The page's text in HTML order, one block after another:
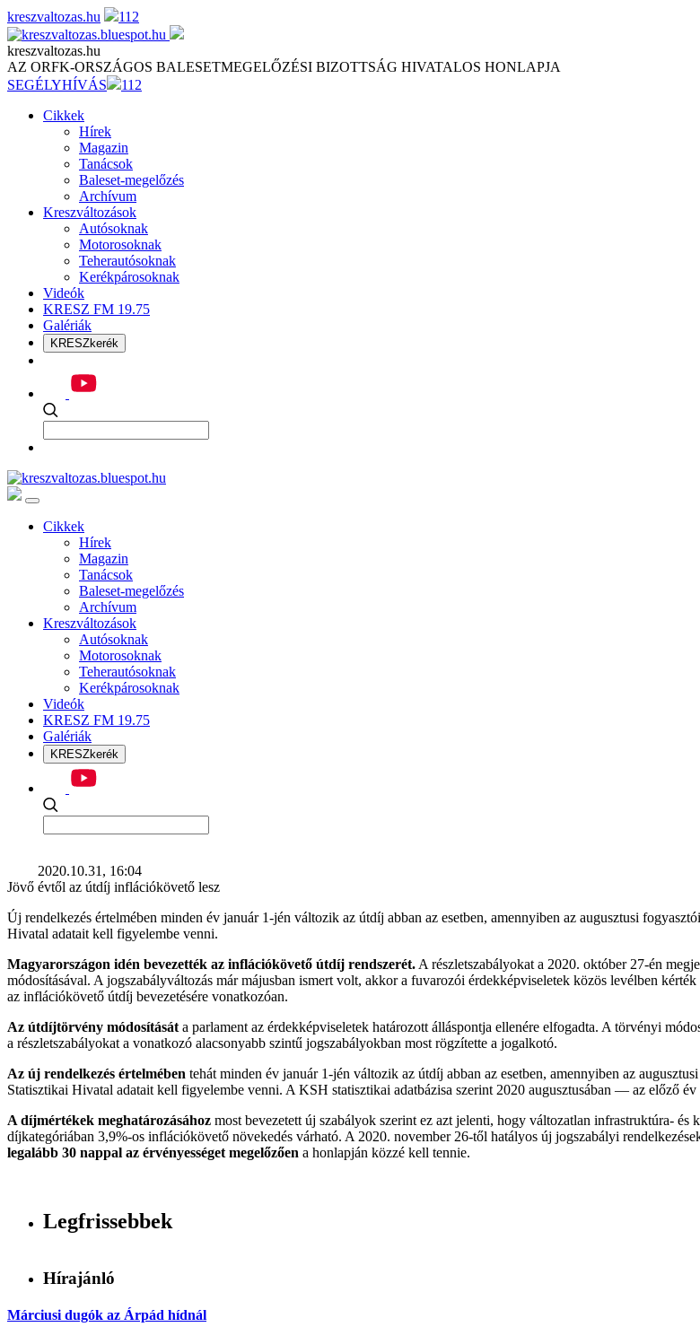
Skip
to
content
kreszvaltozas.hu 112
kreszvaltozas.hu
AZ ORFK-ORSZÁGOS BALESETMEGELŐZÉSI BIZOTTSÁG HIVATALOS HONLAPJA
SEGÉLYHÍVÁS
112
Cikkek
Hírek
Magazin
Tanácsok
Baleset-megelőzés
Archívum
Kreszváltozások
Autósoknak
Motorosoknak
Teherautósoknak
Kerékpárosoknak
Videók
KRESZ FM 19.75
Galériák
KRESZkerék
Cikkek
Hírek
Magazin
Tanácsok
Baleset-megelőzés
Archívum
Kreszváltozások
Autósoknak
Motorosoknak
Teherautósoknak
Kerékpárosoknak
Videók
KRESZ FM 19.75
Galériák
KRESZkerék
2020.10.31, 16:04
Jövő évtől az útdíj inflációkövető lesz
Új rendelkezés értelmében minden év január 1-jén változik az útdíj abban az esetben, amennyiben az augusztusi
Hivatal adatait kell figyelembe venni.
Magyarországon idén bevezették az inflációkövető útdíj rendszerét. A részletszabályokat a 2020. október 27-én
módosításával. A jogszabályváltozás már májusban ismert volt, akkor a fuvarozói érdekképviseletek közös levélben
az inflációkövető útdíj bevezetésére vonatkozóan.
Az útdíjtörvény módosítását a parlament az érdekképviseletek határozott álláspontja ellenére elfogadta. A törvényi
a részletszabályokat a vonatkozó alacsonyabb szintű jogszabályokban most rögzítette a jogalkotó.
Az új rendelkezés értelmében tehát minden év január 1-jén változik az útdíj abban az esetben, amennyiben az
Statisztikai Hivatal adatait kell figyelembe venni. A KSH statisztikai adatbázisa szerint 2020 augusztusában — az előző
A díjmértékek meghatározásához most bevezetett új szabályok szerint ez azt jelenti, hogy változatlan infrastruktúra-
díjkategóriában 3,9%-os inflációkövető növekedés várható. A 2020. november 26-től hatályos új jogszabályi
legalább 30 nappal az érvényességet megelőzően a honlapján közzé kell tennie.
Legfrissebbek
Hírajánló
Márciusi dugók az Árpád hídnál